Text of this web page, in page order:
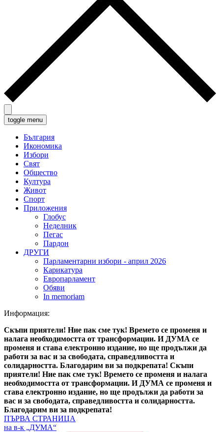
toggle menu
България
Икономика
Избори
Свят
Общество
Култура
Живот
Спорт
Приложения
Глобус
Неделник
Пегас
Пардон
ДРУГИ
Парламентарни избори - април 2026
Карикатура
Европарламент
Обяви
In memoriam
Информация:
Скъпи приятели! Ние пак сме тук! Времето се променя и
налага необходимостта от трансформации. И ДУМА се
променя и става електронно издание, но ще продължи да
работи за вас и за свободата, справедливостта и
солидарността. Благодарим ви за подкрепата! Скъпи
приятели! Ние пак сме тук! Времето се променя и налага
необходимостта от трансформации. И ДУМА се променя и
става електронно издание, но ще продължи да работи за
вас и за свободата, справедливостта и солидарността.
Благодарим ви за подкрепата!
ПЪРВА СТРАНИЦА
на в-к „ДУМА“